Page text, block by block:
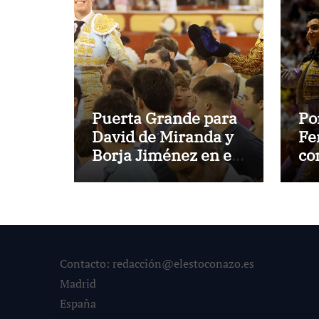
Puerta Grande para
David de Miranda y
Borja Jiménez en el
cierre de la gran
Contacto: redacción@elestoconazo.es
Madrid
España